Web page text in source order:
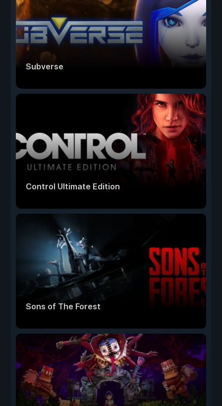
Subverse
Control Ultimate Edition
Sons of The Forest